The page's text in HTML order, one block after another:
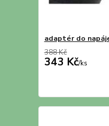
adaptér do
388 Kč
343 Kč/ks